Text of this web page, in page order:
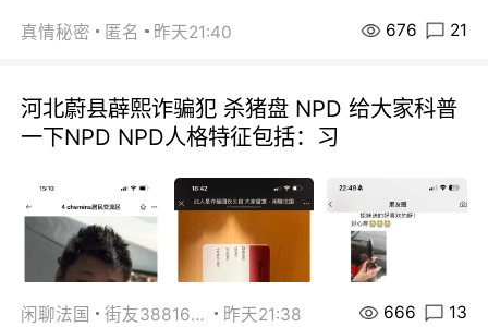
真情秘密 匿名 昨天21:40 676 21
河北蔚县薜熙诈骗犯 杀猪盘 NPD 给大家科普
一下NPD NPD人格特征包括：习
闲聊法国 街友38816967 昨天21:38 666 13